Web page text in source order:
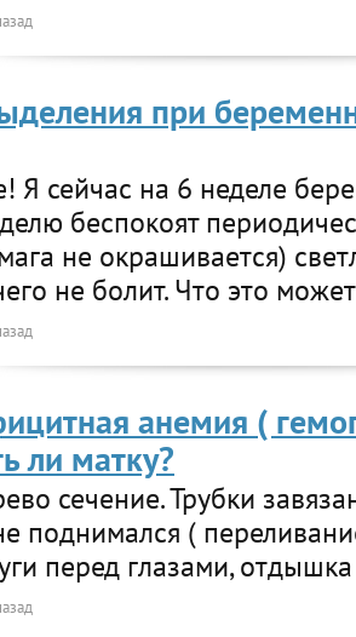
при
Я сейчас на 6 неделе
беспокоят
не окрашивается)
не болит. Что это
анемия (
ли матку?
сечение. Трубки
поднимался (
перед глазами, отдышка